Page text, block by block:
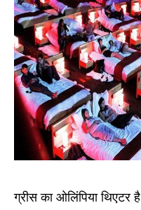
ग्रीस का ओलिंपिया थिएटर